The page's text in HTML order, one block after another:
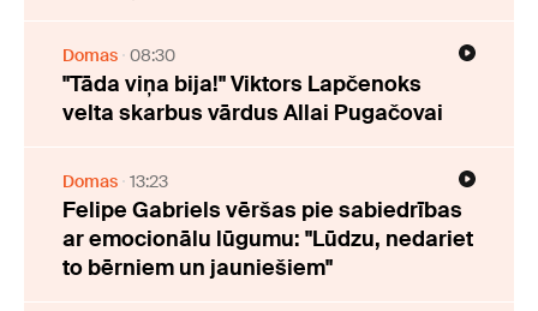
Domas 08:30
"Tāda viņa bija!" Viktors Lapčenoks
velta skarbus vārdus Allai Pugačovai
Domas 13:23
Felipe Gabriels vēršas pie sabiedrības
ar emocionālu lūgumu: "Lūdzu, nedariet
to bērniem un jauniešiem"